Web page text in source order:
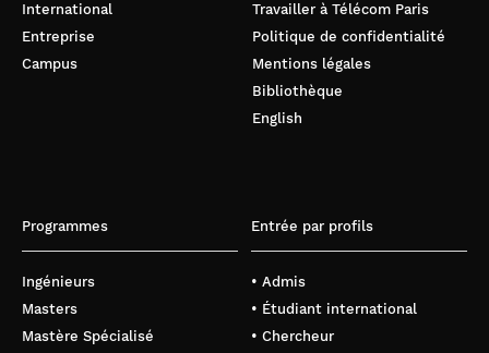
International
Entreprise
Campus
Travailler à Télécom Paris
Politique de confidentialité
Mentions légales
Bibliothèque
English
Programmes
Ingénieurs
Masters
Mastère Spécialisé
Entrée par profils
• Admis
• Étudiant international
• Chercheur